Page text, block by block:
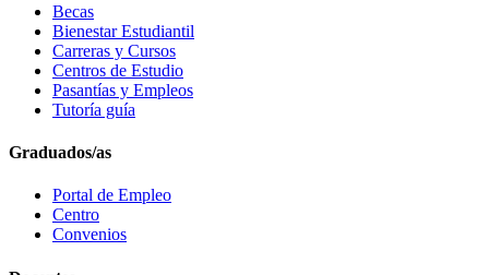
Becas
Bienestar Estudiantil
Carreras y Cursos
Centros de Estudio
Pasantías y Empleos
Tutoría guía
Graduados/as
Portal de Empleo
Centro
Convenios